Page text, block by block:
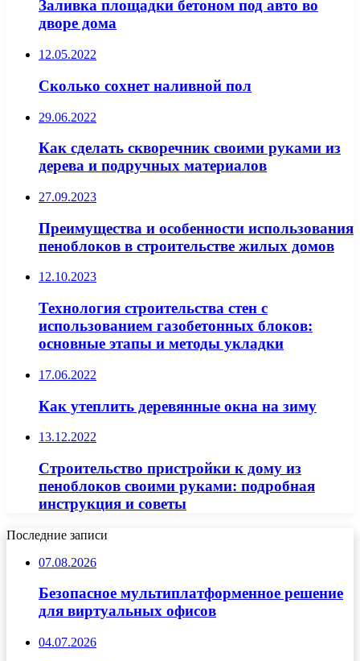
Заливка площадки бетоном под авто во
дворе дома
12.05.2022
Сколько сохнет наливной пол
29.06.2022
Как сделать скворечник своими руками из
дерева и подручных материалов
27.09.2023
Преимущества и особенности использования
пеноблоков в строительстве жилых домов
12.10.2023
Технология строительства стен с
использованием газобетонных блоков:
основные этапы и методы укладки
17.06.2022
Как утеплить деревянные окна на зиму
13.12.2022
Строительство пристройки к дому из
пеноблоков своими руками: подробная
инструкция и советы
Последние записи
07.08.2026
Безопасное мультиплатформенное решение
для виртуальных офисов
04.07.2026